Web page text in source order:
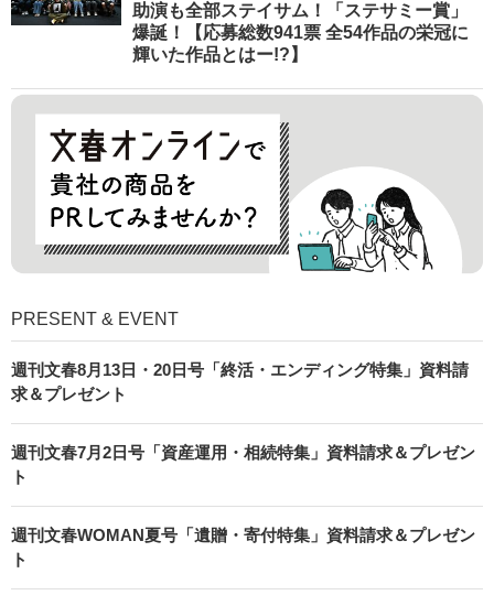
助演も全部ステイサム！「ステサミー賞」
爆誕！【応募総数941票 全54作品の栄冠に
輝いた作品とはー!?】
PRESENT & EVENT
週刊文春8月13日・20日号「終活・エンディング特集」資料請
求＆プレゼント
週刊文春7月2日号「資産運用・相続特集」資料請求＆プレゼン
ト
週刊文春WOMAN夏号「遺贈・寄付特集」資料請求＆プレゼン
ト